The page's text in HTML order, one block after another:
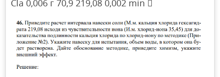
Cla 0,006 г 70,9 219,08 0,002 min 